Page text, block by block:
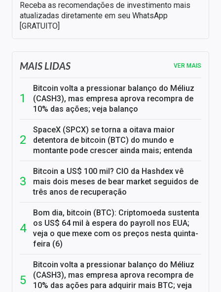
Receba as recomendações de investimento mais
atualizadas diretamente em seu WhatsApp
[GRATUITO]
MAIS LIDAS VER MAIS
Bitcoin volta a pressionar balanço do Méliuz
(CASH3), mas empresa aprova recompra de
10% das ações; veja balanço
SpaceX (SPCX) se torna a oitava maior
detentora de bitcoin (BTC) do mundo e
montante pode crescer ainda mais; entenda
Bitcoin a US$ 100 mil? CIO da Hashdex vê
mais dois meses de bear market seguidos de
três anos de recuperação
Bom dia, bitcoin (BTC): Criptomoeda sustenta
os US$ 64 mil à espera do payroll nos EUA;
veja o que mexe com os preços nesta quinta-
feira (6)
Bitcoin volta a pressionar balanço do Méliuz
(CASH3), mas empresa aprova recompra de
10% das ações para adquirir mais BTC; veja